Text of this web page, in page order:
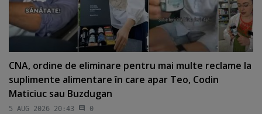
CNA, ordine de eliminare pentru mai multe reclame la
suplimente alimentare în care apar Teo, Codin
Maticiuc sau Buzdugan
5 AUG 2026 20:43 0